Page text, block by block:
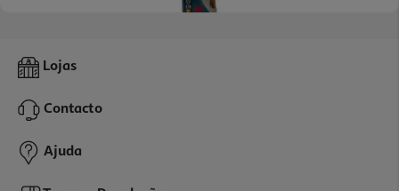
Lâmpada Led Esférica Auchan E14 60w Luz Amarela
4,19 €
Lojas
Contacto
Ajuda